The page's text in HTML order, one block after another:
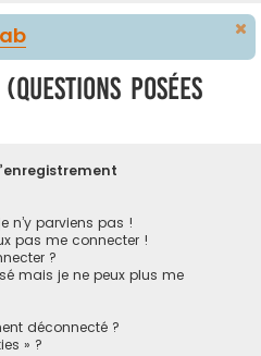
e
posées
n’y parviens pas !
pas me connecter !
?
mais je ne peux plus me
déconnecté ?
» ?